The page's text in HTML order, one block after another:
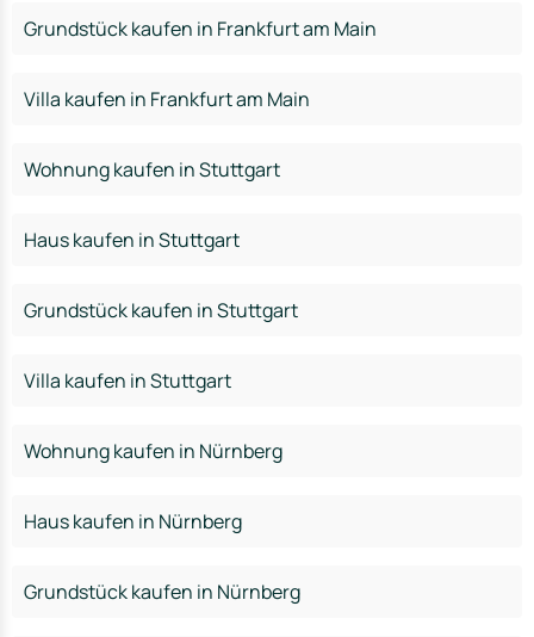
Grundstück kaufen in Frankfurt am Main
Villa kaufen in Frankfurt am Main
Wohnung kaufen in Stuttgart
Haus kaufen in Stuttgart
Grundstück kaufen in Stuttgart
Villa kaufen in Stuttgart
Wohnung kaufen in Nürnberg
Haus kaufen in Nürnberg
Grundstück kaufen in Nürnberg